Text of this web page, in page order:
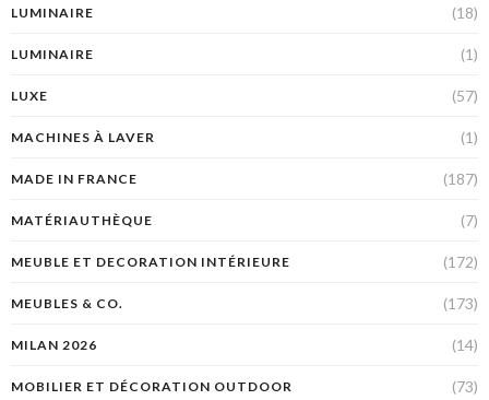
LUMINAIRE (18)
LUMINAIRE (1)
LUXE (57)
MACHINES À LAVER (1)
MADE IN FRANCE (187)
MATÉRIAUTHÈQUE (7)
MEUBLE ET DECORATION INTÉRIEURE (172)
MEUBLES & CO. (173)
MILAN 2026 (14)
MOBILIER ET DÉCORATION OUTDOOR (73)